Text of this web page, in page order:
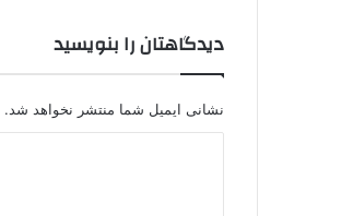
دیدگاهتان را بنویسید
نشانی ایمیل شما منتشر نخواهد شد.